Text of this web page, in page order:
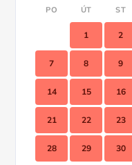
PO ÚT ST
1 2
7 8 9
14 15 16
21 22 23
28 29 30